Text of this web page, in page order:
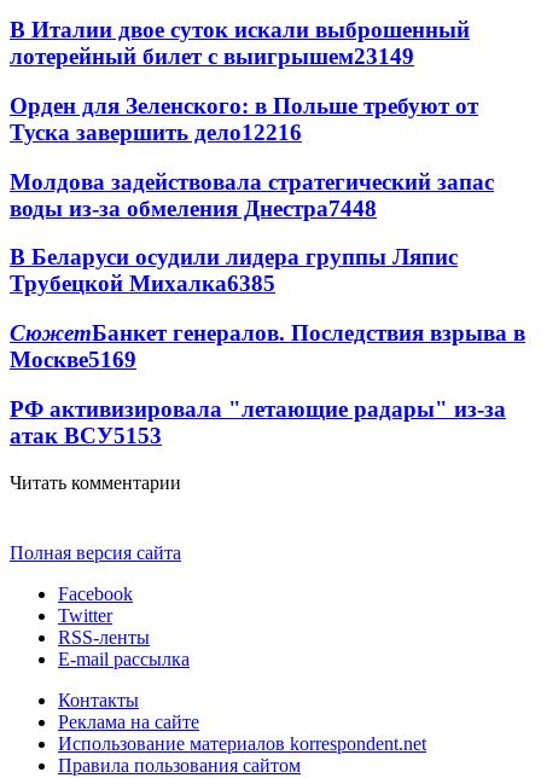
В Италии двое суток искали выброшенный
лотерейный билет с выигрышем23149
Орден для Зеленского: в Польше требуют от
Туска завершить дело12216
Молдова задействовала стратегический запас
воды из-за обмеления Днестра7448
В Беларуси осудили лидера группы Ляпис
Трубецкой Михалка6385
СюжетБанкет генералов. Последствия взрыва в
Москве5169
РФ активизировала "летающие радары" из-за
атак ВСУ5153
Читать комментарии
Полная версия сайта
Facebook
Twitter
RSS-ленты
E-mail рассылка
Контакты
Реклама на сайте
Использование материалов korrespondent.net
Правила пользования сайтом